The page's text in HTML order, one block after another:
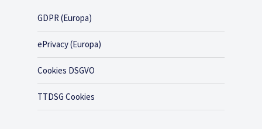
GDPR (Europa)
ePrivacy (Europa)
Cookies DSGVO
TTDSG Cookies